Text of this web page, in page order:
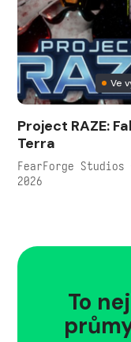
Ve
Project RAZE:
Terra
FearForge
2026
To